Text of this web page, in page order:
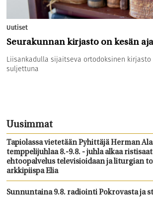
Uutiset
Seurakunnan kirjasto on kesän
Liisankadulla sijaitseva ortodoksinen kirjasto
suljettuna
Uusimmat
Tapiolassa vietetään Pyhittäjä Herman
temppelijuhlaa 8.-9.8. - juhla alkaa
ehtoopalvelus televisioidaan ja liturgian
arkkipiispa Elia
Sunnuntaina 9.8. radiointi Pokrovasta ja